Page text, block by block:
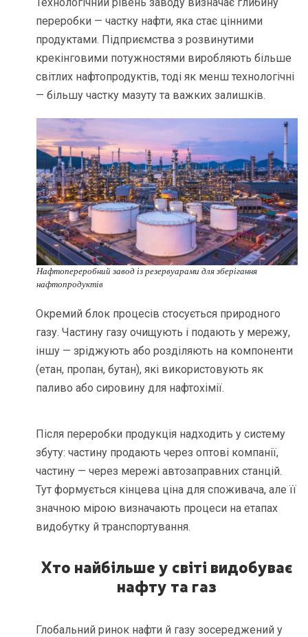
переробки — частку нафти, яка стає цінними
продуктами. Підприємства з розвинутими
крекінговими потужностями виробляють більше
світлих нафтопродуктів, тоді як менш технологічні
— більшу частку мазуту та важких залишків.
Нафтопереробний завод із резервуарами для зберігання
нафтопродуктів
Окремий блок процесів стосується природного
газу. Частину газу очищують і подають у мережу,
іншу — зріджують або розділяють на компоненти
(етан, пропан, бутан), які використовують як
паливо або сировину для нафтохімії.
Після переробки продукція надходить у систему
збуту: частину продають через оптові компанії,
частину — через мережі автозаправних станцій.
Тут формується кінцева ціна для споживача, але її
значною мірою визначають процеси на етапах
видобутку й транспортування.
Хто найбільше у світі видобуває
нафту та газ
Глобальний ринок нафти й газу зосереджений у